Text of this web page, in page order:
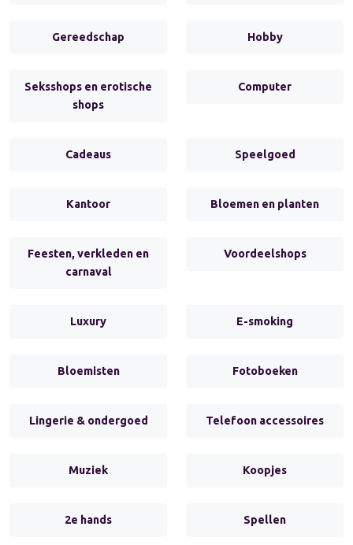
Gereedschap Hobby
Seksshops en erotische
shops
Computer
Cadeaus Speelgoed
Kantoor Bloemen en planten
Feesten, verkleden en
carnaval
Voordeelshops
Luxury E-smoking
Bloemisten Fotoboeken
Lingerie & ondergoed Telefoon accessoires
Muziek Koopjes
2e hands Spellen